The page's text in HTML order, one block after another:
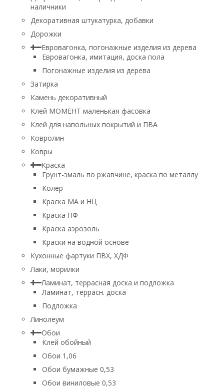
наличники
Декоративная штукатурка, добавки
Дорожки
Евровагонка, погонажные изделия из дерева
Евровагонка, имитация, доска пола
Погонажные изделия из дерева
Затирка
Камень декоративный
Клей МОМЕНТ маленькая фасовка
Клей для напольных покрытий и ПВА
Ковролин
Ковры
Краска
Грунт-эмаль по ржавчине, краска по металлу
Колер
Краска МА и НЦ
Краска ПФ
Краска аэрозоль
Краски на водной основе
Кухонные фартуки ПВХ, ХДФ
Лаки, морилки
Ламинат, террасная доска и подложка
Ламинат, террасн. доска
Подложка
Линолеум
Обои
Клей обойный
Обои 1,06
Обои бумажные 0,53
Обои виниловые 0,53